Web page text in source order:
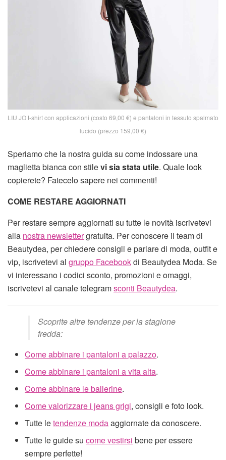
LIU JO t-shirt con applicazioni (costo 69,00 €) e pantaloni in tessuto spalmato
lucido (prezzo 159,00 €)
Speriamo che la nostra guida su come indossare una
maglietta bianca con stilevi sia stata utile. Quale look
copierete? Fatecelo sapere nei commenti!
COME RESTARE AGGIORNATI
Per restare sempre aggiornati su tutte le novità iscrivetevi
alla nostra newslettergratuita. Per conoscere il team di
Beautydea, per chiedere consigli e parlare di moda, outfit e
vip, iscrivetevi al gruppo Facebookdi Beautydea Moda. Se
vi interessano i codici sconto, promozioni e omaggi,
iscrivetevi al canale telegramsconti Beautydea.
Scoprite altre tendenze per la stagione
fredda:
Come abbinare i pantaloni a palazzo.
Come abbinare i pantaloni a vita alta.
Come abbinare le ballerine.
Come valorizzare i jeans grigi, consigli e foto look.
Tutte letendenze modaaggiornate da conoscere.
Tutte le guide sucome vestirsi bene per essere
sempre perfette!